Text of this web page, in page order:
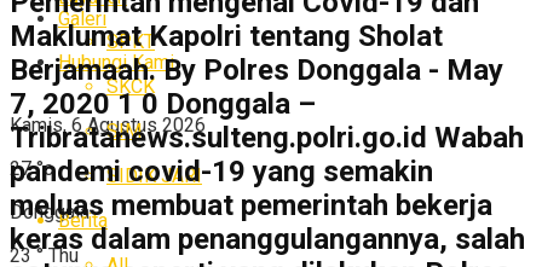
Galeri
Hubungi Kami
Kamis, 6 Agustus 2026
27 °c
Donggala
23 ° Thu
SPKT
SKCK
SIM
SIDIK JARI
Berita
Maklumat Kapolri tentang Sholat
Berjamaah. By Polres Donggala - May
7, 2020 1 0 Donggala –
Tribratanews.sulteng.polri.go.id Wabah
pandemi covid-19 yang semakin
meluas membuat pemerintah bekerja
keras dalam penanggulangannya, salah